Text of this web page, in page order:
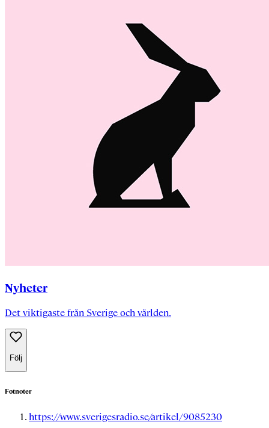
Nyheter
Det viktigaste från Sverige och världen.
Följ
Fotnoter
https://www.sverigesradio.se/artikel/9085230